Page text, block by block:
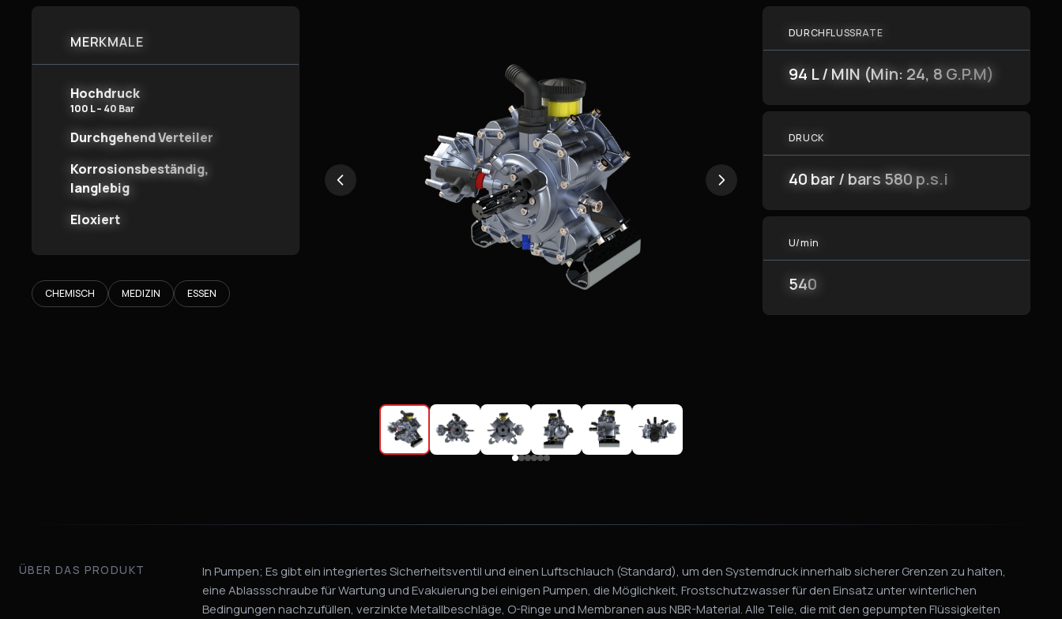
MERKMALE
Hochdruck
100 L – 40 Bar
Durchgehend Verteiler
Korrosionsbeständig,
langlebig
Eloxiert
CHEMISCH MEDIZIN ESSEN
DURCHFLUSSRATE
94 L / MIN (Min: 24, 8 G.P.M)
DRUCK
40 bar / bars 580 p.s.i
U/min
540
ÜBER DAS PRODUKT
In Pumpen; Es gibt ein integriertes Sicherheitsventil und einen Luftschlauch (Standard), um den Systemdruck innerhalb sicherer Grenzen zu halten,
eine Ablassschraube für Wartung und Evakuierung bei einigen Pumpen, die Möglichkeit, Frostschutzwasser für den Einsatz unter winterlichen
Bedingungen nachzufüllen, verzinkte Metallbeschläge, O-Ringe und Membranen aus NBR-Material. Alle Teile, die mit den gepumpten Flüssigkeiten